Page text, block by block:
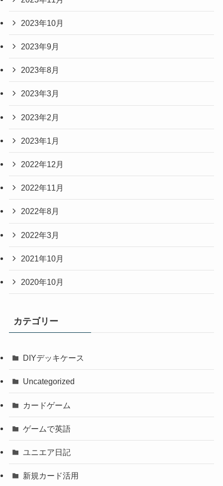
2023年10月
2023年9月
2023年8月
2023年3月
2023年2月
2023年1月
2022年12月
2022年11月
2022年8月
2022年3月
2021年10月
2020年10月
カテゴリー
DIYデッキケース
Uncategorized
カードゲーム
ゲームで英語
ユニエア日記
新規カード活用